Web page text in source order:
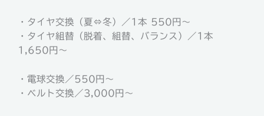
・タイヤ交換（夏⇔冬）／1本 550円～
・タイヤ組替（脱着、組替、バランス）／1本
1,650円～
・電球交換／550円～
・ベルト交換／3,000円～